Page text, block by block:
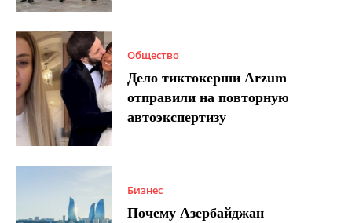
Общество
Дело тиктокерши Arzum
отправили на повторную
автоэкспертизу
Бизнес
Почему Азербайджан